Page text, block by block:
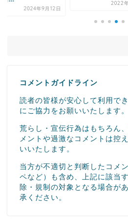
2024年9月12日
2022
コメントガイドライン
読者の皆様が安心して利用で
にご協力をお願いいたします。
荒らし・宣伝行為はもちろん
メントや過激なコメントは控
いいたします。
当方が不適切と判断したコメ
ペなど）も含め、上記に該当
除・規制の対象となる場合が
承ください。